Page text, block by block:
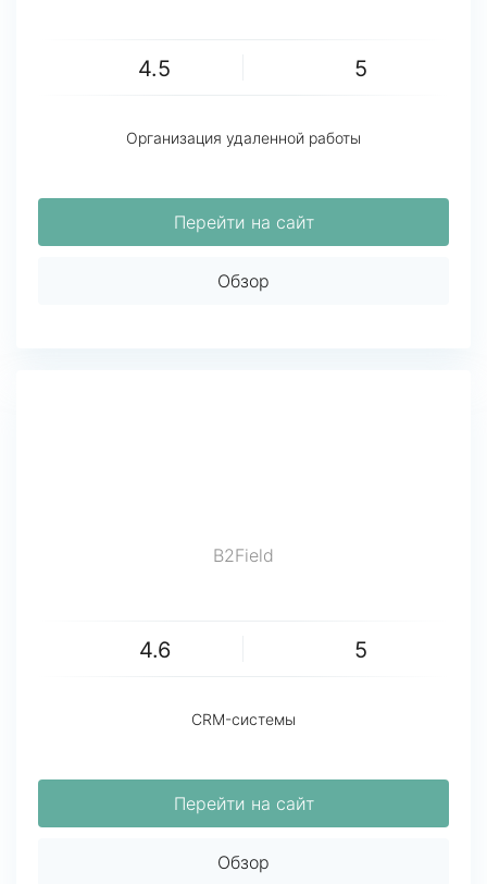
4.5 5
Организация удаленной работы
Перейти на сайт
Обзор
B2Field
4.6 5
CRM-системы
Перейти на сайт
Обзор